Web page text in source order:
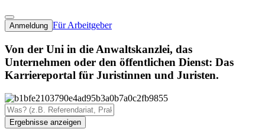
Anmeldung Für Arbeitgeber
Von der Uni in die Anwaltskanzlei, das
Unternehmen oder den öffentlichen Dienst: Das
Karriereportal für Juristinnen und Juristen.
Ergebnisse anzeigen